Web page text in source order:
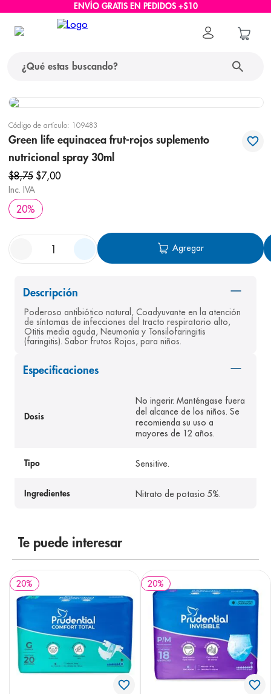
ENVÍO GRATIS EN PEDIDOS +$10
Código de artículo: 109483
Green life equinacea frut-rojos suplemento
nutricional spray 30ml
$8,75 $7,00
Inc. IVA
20%
Agregar
Descripción
Poderoso antibiótico natural, Coadyuvante en la atención
de síntomas de infecciones del tracto respiratorio alto,
Otitis media aguda, Neumonía y Tonsilofaringitis
(faringitis). Sabor frutos Rojos, para niños.
Especificaciones
Dosis
No ingerir. Manténgase fuera
del alcance de los niños. Se
recomienda su uso a
mayores de 12 años.
Tipo Sensitive.
Ingredientes Nitrato de potasio 5%.
Te puede interesar
20% 20%
términos más buscados
1. protector solar
2. pañales
3. eucerin
4. cerave
5.
bioderma
7. shampoo
10.prueba embarazo